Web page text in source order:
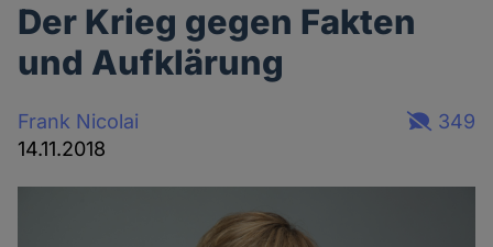
Der Krieg gegen Fakten
und Aufklärung
Frank Nicolai
14.11.2018
349